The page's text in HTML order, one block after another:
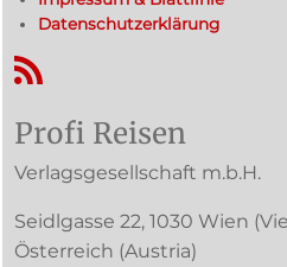
Datenschutzerklärung
RSS-Feed
Profi Reisen
Verlagsgesellschaft m.b.H.
Seidlgasse 22, 1030 Wien
Österreich (Austria)